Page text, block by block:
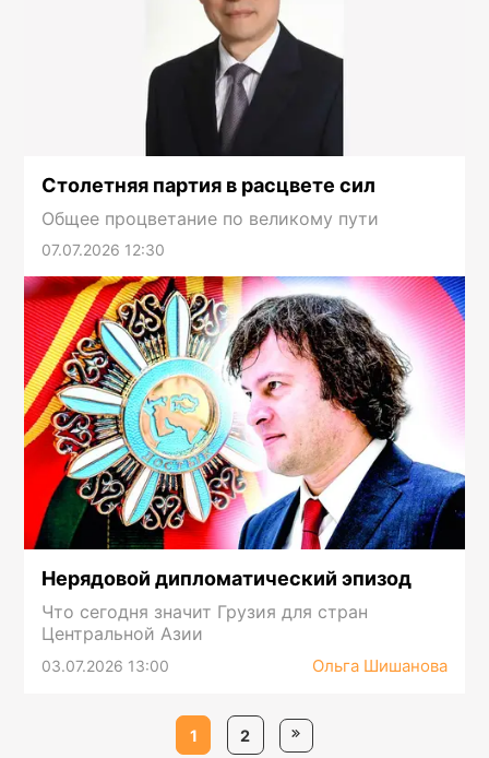
Столетняя партия в расцвете сил
Общее процветание по великому пути
07.07.2026 12:30
Нерядовой дипломатический эпизод
Что сегодня значит Грузия для стран
Центральной Азии
03.07.2026 13:00 Ольга Шишанова
1 2